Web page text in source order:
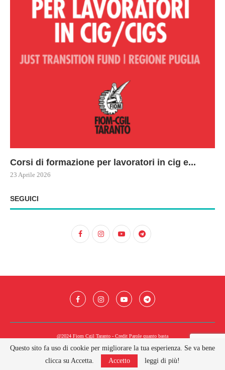
Corsi di formazione per lavoratori in cig e...
23 Aprile 2026
SEGUICI
@2024 Fiom Cgil Taranto - Credit Parole quanto basta
BACK TO TOP
Questo sito fa uso di cookie per migliorare la tua esperienza. Se va bene
clicca su Accetta.
Accetto leggi di più!